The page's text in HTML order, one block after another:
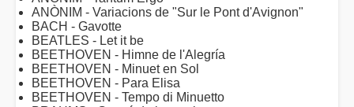
ANÒNIM - Variacions de "Sur le Pont d'Avignon"
BACH - Gavotte
BEATLES - Let it be
BEETHOVEN - Himne de l'Alegría
BEETHOVEN - Minuet en Sol
BEETHOVEN - Para Elisa
BEETHOVEN - Tempo di Minuetto